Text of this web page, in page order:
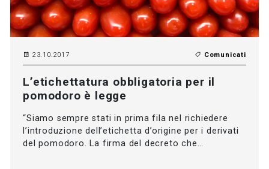
23.10.2017 Comunicati
L’etichettatura obbligatoria per il
pomodoro è legge
“Siamo sempre stati in prima fila nel richiedere
l’introduzione dell’etichetta d’origine per i derivati
del pomodoro. La firma del decreto che…